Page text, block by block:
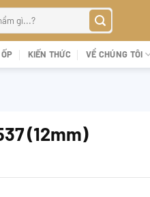
KIẾN THỨC VỀ CHÚNG TÔI
(12mm)